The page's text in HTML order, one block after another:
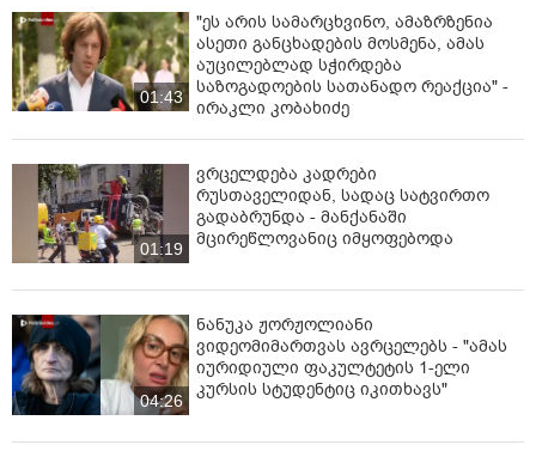
01:43
"ეს არის სამარცხვინო, ამაზრზენია
ასეთი განცხადების მოსმენა, ამას
აუცილებლად სჭირდება
საზოგადოების სათანადო რეაქცია" -
ირაკლი კობახიძე
01:19
ვრცელდება კადრები
რუსთაველიდან, სადაც სატვირთო
გადაბრუნდა - მანქანაში
მცირეწლოვანიც იმყოფებოდა
04:26
ნანუკა ჟორჟოლიანი
ვიდეომიმართვას ავრცელებს - "ამას
იურიდიული ფაკულტეტის 1-ელი
კურსის სტუდენტიც იკითხავს"